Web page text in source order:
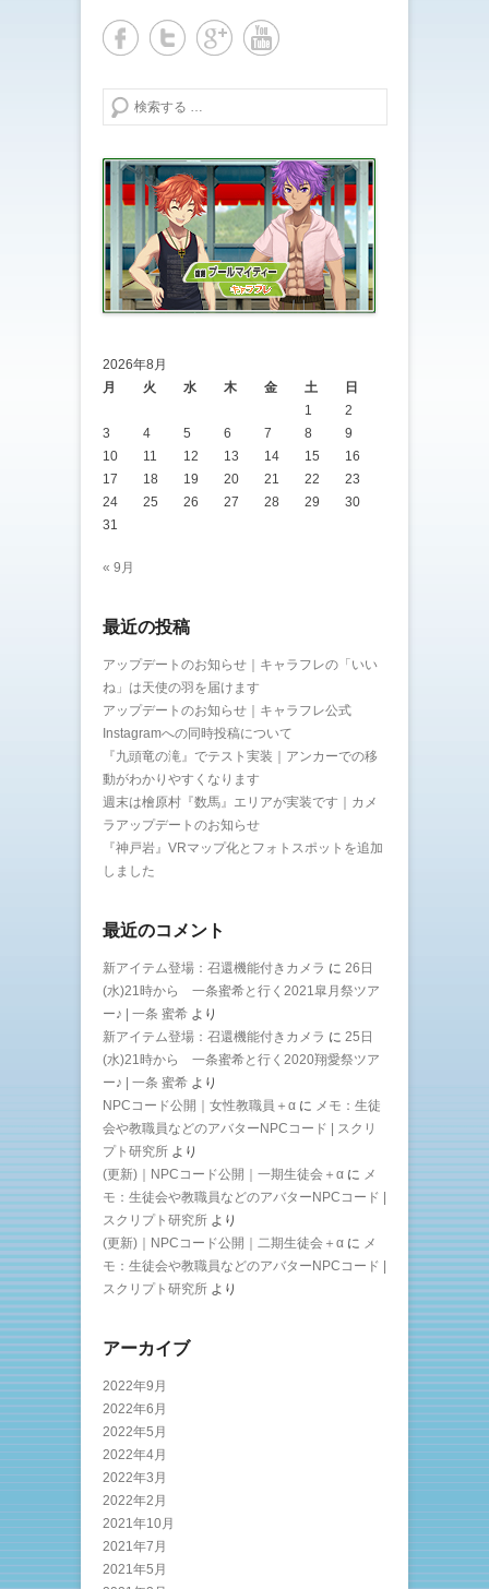
検索する
2026年8月
月
火 水 木 金 土
日
1
2
3
4 5 6 7 8
9
10
11 12 13 14 15
16
17
18 19 20 21 22
23
24
25 26 27 28 29
30
31
« 9月
最近の投稿
アップデートのお知らせ｜キャラフレの「いい
ね」は天使の羽を届けます
アップデートのお知らせ｜キャラフレ公式
Instagramへの同時投稿について
『九頭竜の滝』でテスト実装｜アンカーでの移
動がわかりやすくなります
週末は檜原村『数馬』エリアが実装です｜カメ
ラアップデートのお知らせ
『神戸岩』VRマップ化とフォトスポットを追加
しました
最近のコメント
新アイテム登場：召還機能付きカメラ に 26日
(水)21時から 一条蜜希と行く2021皐月祭ツア
ー♪ | 一条 蜜希 より
新アイテム登場：召還機能付きカメラ に 25日
(水)21時から 一条蜜希と行く2020翔愛祭ツア
ー♪ | 一条 蜜希 より
NPCコード公開｜女性教職員＋α に メモ：生徒
会や教職員などのアバターNPCコード | スクリ
プト研究所 より
(更新)｜NPCコード公開｜一期生徒会＋α に メ
モ：生徒会や教職員などのアバターNPCコード |
スクリプト研究所 より
(更新)｜NPCコード公開｜二期生徒会＋α に メ
モ：生徒会や教職員などのアバターNPCコード |
スクリプト研究所 より
アーカイブ
2022年9月
2022年6月
2022年5月
2022年4月
2022年3月
2022年2月
2021年10月
2021年7月
2021年5月